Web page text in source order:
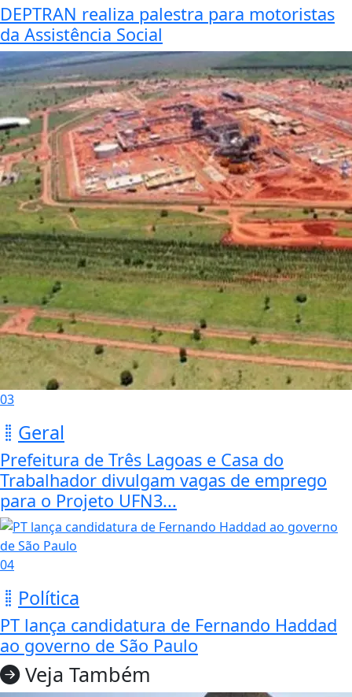
DEPTRAN realiza palestra para motoristas
da Assistência Social
03
Geral
Prefeitura de Três Lagoas e Casa do
Trabalhador divulgam vagas de emprego
para o Projeto UFN3...
04
Política
PT lança candidatura de Fernando Haddad
ao governo de São Paulo
Veja Também